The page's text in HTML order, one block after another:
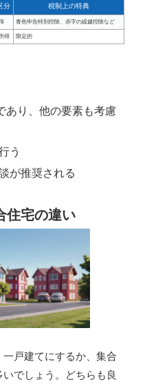
分 税制上の特典
青色申告特別控除、赤字の繰越控除など
得 限定的
あり、他の要素も考慮
う
が推奨される
住宅の違い
戸建てにするか、集合
でしょう。どちらも良